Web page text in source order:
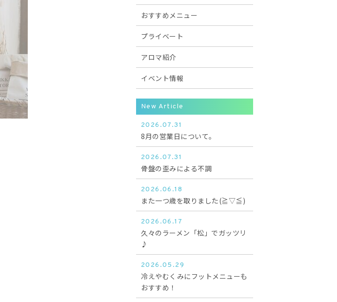
おすすめメニュー
プライベート
アロマ紹介
イベント情報
New Article
2026.07.31
8月の営業日について。
2026.07.31
骨盤の歪みによる不調
2026.06.18
また一つ歳を取りました(≧▽≦)
2026.06.17
久々のラーメン「松」でガッツリ
♪
2026.05.29
冷えやむくみにフットメニューも
おすすめ！